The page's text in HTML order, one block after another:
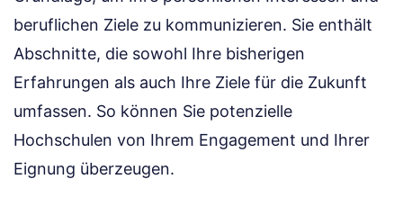
beruflichen Ziele zu kommunizieren. Sie enthält
Abschnitte, die sowohl Ihre bisherigen
Erfahrungen als auch Ihre Ziele für die Zukunft
umfassen. So können Sie potenzielle
Hochschulen von Ihrem Engagement und Ihrer
Eignung überzeugen.